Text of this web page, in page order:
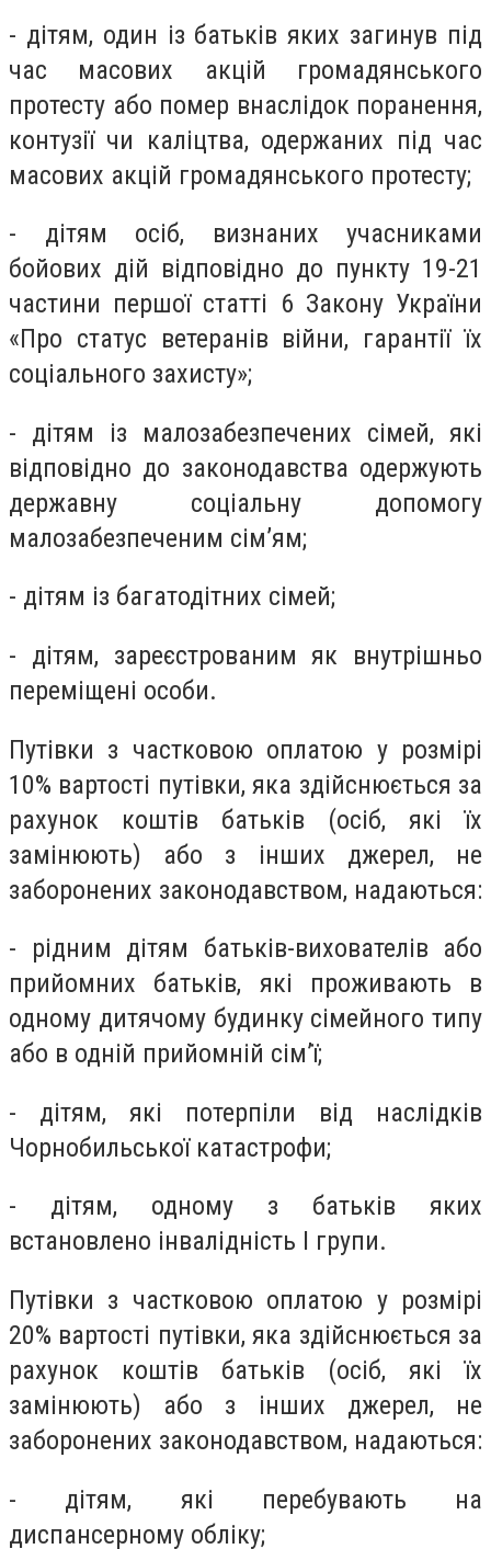
- дітям, один із батьків яких загинув під
час масових акцій громадянського
протесту або помер внаслідок поранення,
контузії чи каліцтва, одержаних під час
масових акцій громадянського протесту;
- дітям осіб, визнаних учасниками
бойових дій відповідно до пункту 19-21
частини першої статті 6 Закону України
«Про статус ветеранів війни, гарантії їх
соціального захисту»;
- дітям із малозабезпечених сімей, які
відповідно до законодавства одержують
державну соціальну допомогу
малозабезпеченим сім’ям;
- дітям із багатодітних сімей;
- дітям, зареєстрованим як внутрішньо
переміщені особи.
Путівки з частковою оплатою у розмірі
10% вартості путівки, яка здійснюється за
рахунок коштів батьків (осіб, які їх
замінюють) або з інших джерел, не
заборонених законодавством, надаються:
- рідним дітям батьків-вихователів або
прийомних батьків, які проживають в
одному дитячому будинку сімейного типу
або в одній прийомній сім’ї;
- дітям, які потерпіли від наслідків
Чорнобильської катастрофи;
- дітям, одному з батьків яких
встановлено інвалідність I групи.
Путівки з частковою оплатою у розмірі
20% вартості путівки, яка здійснюється за
рахунок коштів батьків (осіб, які їх
замінюють) або з інших джерел, не
заборонених законодавством, надаються:
- дітям, які перебувають на
диспансерному обліку;